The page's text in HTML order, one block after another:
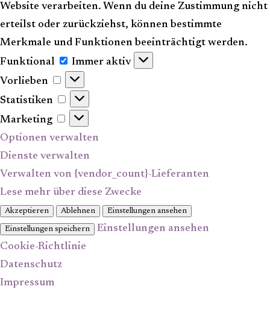
Website verarbeiten. Wenn du deine Zustimmung nicht
erteilst oder zurückziehst, können bestimmte
Merkmale und Funktionen beeinträchtigt werden.
Funktional
Funktional
Immer aktiv
Vorlieben
Vorlieben
Statistiken
Statistiken
Marketing
Marketing
Optionen verwalten
Dienste verwalten
Verwalten von {vendor_count}-Lieferanten
Lese mehr über diese Zwecke
Akzeptieren Ablehnen Einstellungen ansehen
Einstellungen speichern
Einstellungen ansehen
Cookie-Richtlinie
Datenschutz
Impressum